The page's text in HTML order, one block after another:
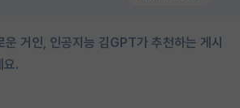
운 거인, 인공지능 김GPT가 추천하는 게시
요.